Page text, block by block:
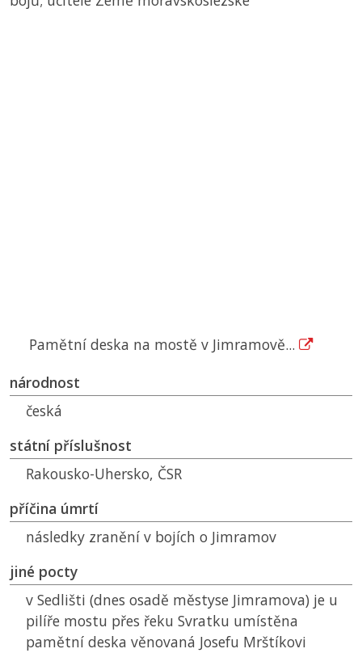
Pamětní deska na mostě v Jimramově...
národnost
česká
státní příslušnost
Rakousko-Uhersko, ČSR
příčina úmrtí
následky zranění v bojích o Jimramov
jiné pocty
v Sedlišti (dnes osadě městyse Jimramova) je u
pilíře mostu přes řeku Svratku umístěna
pamětní deska věnovaná Josefu Mrštíkovi